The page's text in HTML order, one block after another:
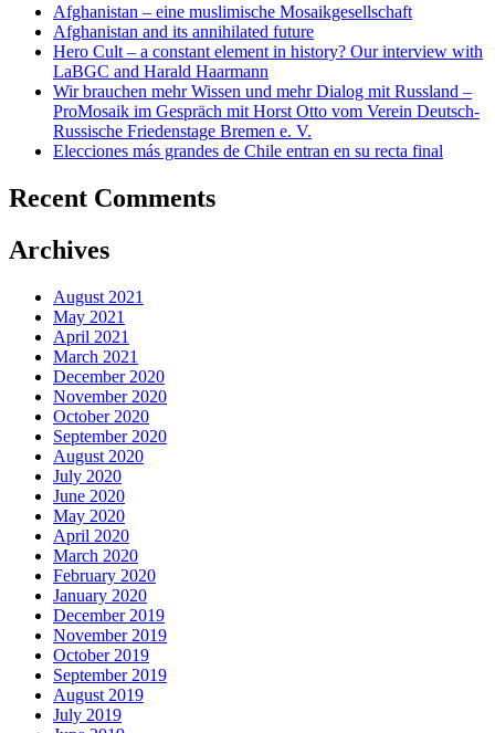
Afghanistan – eine muslimische Mosaikgesellschaft
Afghanistan and its annihilated future
Hero Cult – a constant element in history? Our interview with
LaBGC and Harald Haarmann
Wir brauchen mehr Wissen und mehr Dialog mit Russland –
ProMosaik im Gespräch mit Horst Otto vom Verein Deutsch-
Russische Friedenstage Bremen e. V.
Elecciones más grandes de Chile entran en su recta final
Recent Comments
Archives
August 2021
May 2021
April 2021
March 2021
December 2020
November 2020
October 2020
September 2020
August 2020
July 2020
June 2020
May 2020
April 2020
March 2020
February 2020
January 2020
December 2019
November 2019
October 2019
September 2019
August 2019
July 2019